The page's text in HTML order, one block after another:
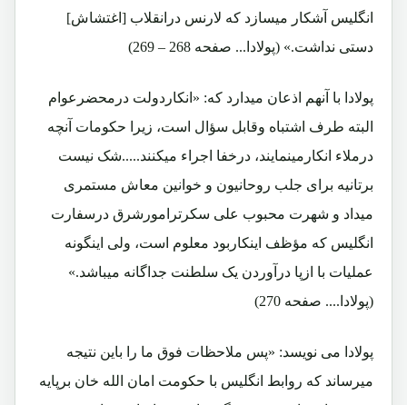
انگلیس آشکار میسازد که لارنس درانقلاب [اغتشاش]
دستی نداشت.» (پولادا... صفحه 268 – 269)
پولادا با آنهم اذعان میدارد که: «انکاردولت درمحضرعوام
البته طرف اشتباه وقابل سؤال است، زیرا حکومات آنچه
درملاء انکارمینمایند، درخفا اجراء میکنند.....شک نیست
برتانیه برای جلب روحانیون و خوانین معاش مستمری
میداد و شهرت محبوب علی سکرترامورشرق درسفارت
انگلیس که مؤظف اینکاربود معلوم است، ولی اینگونه
عملیات با ازپا درآوردن یک سلطنت جداگانه میباشد.»
(پولادا.... صفحه 270)
پولادا می نویسد: «پس ملاحظات فوق ما را باین نتیجه
میرساند که روابط انگلیس با حکومت امان الله خان برپایه